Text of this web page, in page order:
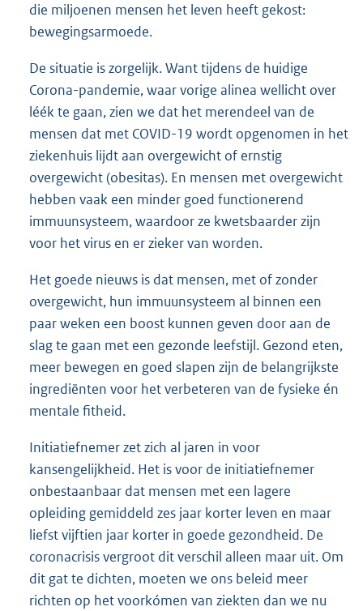
die miljoenen mensen het leven heeft gekost:
bewegingsarmoede.
De situatie is zorgelijk. Want tijdens de huidige
Corona-pandemie, waar vorige alinea wellicht over
léék te gaan, zien we dat het merendeel van de
mensen dat met COVID-19 wordt opgenomen in het
ziekenhuis lijdt aan overgewicht of ernstig
overgewicht (obesitas). En mensen met overgewicht
hebben vaak een minder goed functionerend
immuunsysteem, waardoor ze kwetsbaarder zijn
voor het virus en er zieker van worden.
Het goede nieuws is dat mensen, met of zonder
overgewicht, hun immuunsysteem al binnen een
paar weken een boost kunnen geven door aan de
slag te gaan met een gezonde leefstijl. Gezond eten,
meer bewegen en goed slapen zijn de belangrijkste
ingrediënten voor het verbeteren van de fysieke én
mentale fitheid.
Initiatiefnemer zet zich al jaren in voor
kansengelijkheid. Het is voor de initiatiefnemer
onbestaanbaar dat mensen met een lagere
opleiding gemiddeld zes jaar korter leven en maar
liefst vijftien jaar korter in goede gezondheid. De
coronacrisis vergroot dit verschil alleen maar uit. Om
dit gat te dichten, moeten we ons beleid meer
richten op het voorkómen van ziekten dan we nu